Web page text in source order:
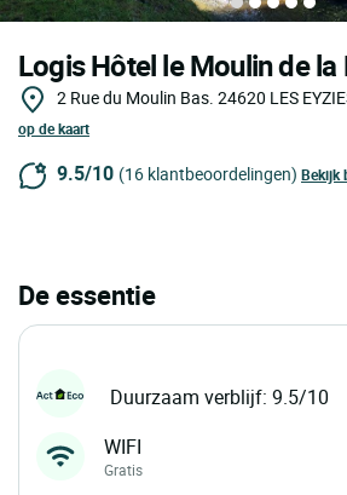
Logis Hôtel le Moulin de la
2 Rue du Moulin Bas. 24620 LES
op de kaart
9.5/10 (16 klantbeoordelingen) Bekijk
De essentie
Duurzaam verblijf: 9.5/10
WIFI
Gratis